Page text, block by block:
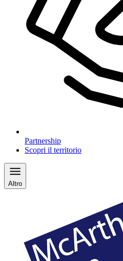
Partnership
Scopri il territorio
Altro